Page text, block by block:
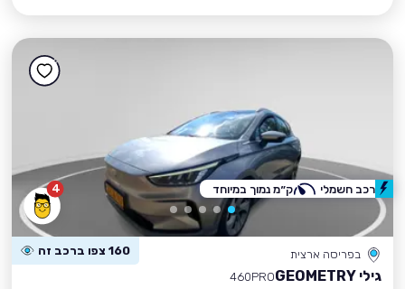
4
בפריסה ארצית 160 צפו ברכב זה
גילי GEOMETRY
460PRO
רכב חשמלי ק״מ נמוך במיוחד